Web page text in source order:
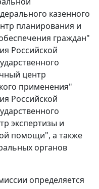
казенного
планирования и
граждан"
Российской
центр
применения"
Российской
экспертизы и
помощи", а также
органов
определяется